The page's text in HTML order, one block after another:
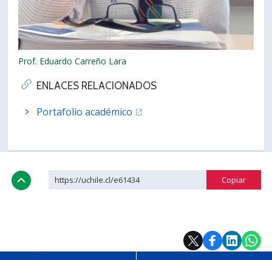
Prof. Eduardo Carreño Lara
ENLACES RELACIONADOS
Portafolio académico
https://uchile.cl/e61434